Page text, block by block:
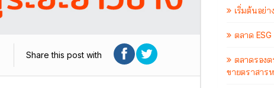
Share this post with
เริ่มต้นอย่า
ตลาด
ตลาดรอง
ขายตราสาร